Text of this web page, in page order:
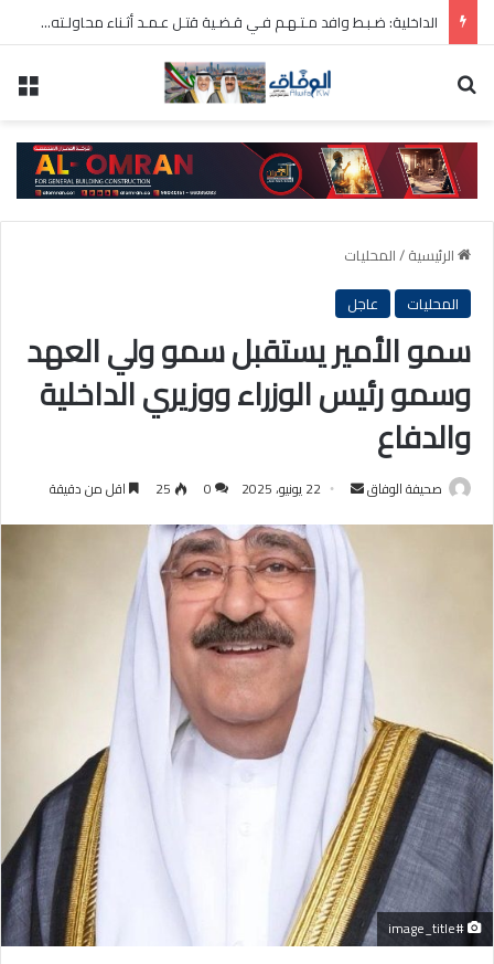
الداخلية: ضـبـط وافد مـتـهـم فـي قـضـية قتـل عـمـد أثـناء محاولـته الهروب مـن البلاد
الرئيسية/المحليات
المحليات
عاجل
سمو الأمير يستقبل سمو ولي العهد
وسمو رئيس الوزراء ووزيري الداخلية
والدفاع
صحيفة الوفاق
أرسل
إلكترونيا
22 يونيو، 2025 0
25 اقل من دقيقة
#image_title